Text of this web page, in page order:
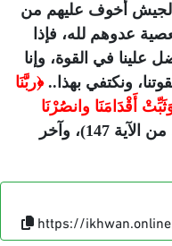
أخوف عليهم من
عدوهم لله، فإذا
علينا في القوة، وإنا
ونكتفي بهذا..﴿ربَّنَا
أَقْدَامَنَا وانصُرْنَا
(آل عمران: من الآية 147)، وآخر
https://